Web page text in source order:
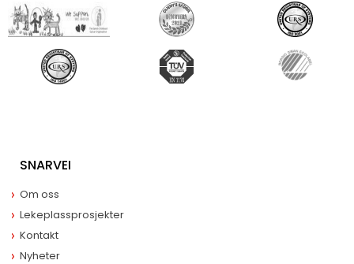
SNARVEI
Om oss
Lekeplassprosjekter
Kontakt
Nyheter